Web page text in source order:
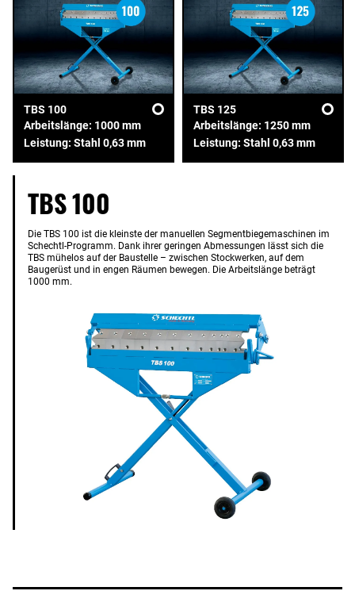
TBS 100
Arbeitslänge: 1000 mm
Leistung: Stahl 0,63 mm
TBS 125
Arbeitslänge: 1250 mm
Leistung: Stahl 0,63 mm
TBS 100
Die TBS 100 ist die kleinste der manuellen Segmentbiegemaschinen im
Schechtl-Programm. Dank ihrer geringen Abmessungen lässt sich die
TBS mühelos auf der Baustelle – zwischen Stockwerken, auf dem
Baugerüst und in engen Räumen bewegen. Die Arbeitslänge beträgt
1000 mm.